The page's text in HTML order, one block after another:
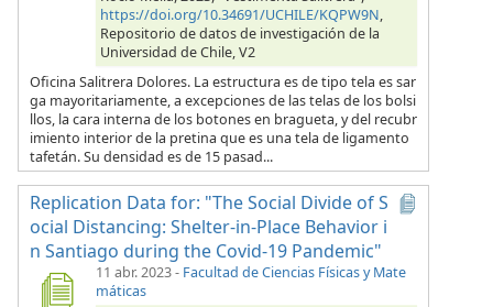
https://doi.org/10.34691/UCHILE/KQPW9N,
Repositorio de datos de investigación de la
Universidad de Chile, V2
Oficina Salitrera Dolores. La estructura es de tipo tela es sar
ga mayoritariamente, a excepciones de las telas de los bolsi
llos, la cara interna de los botones en bragueta, y del recubr
imiento interior de la pretina que es una tela de ligamento
tafetán. Su densidad es de 15 pasad...
Replication Data for: "The Social Divide of S
ocial Distancing: Shelter-in-Place Behavior i
n Santiago during the Covid-19 Pandemic"
11 abr. 2023- Facultad de Ciencias Físicas y Mate
máticas